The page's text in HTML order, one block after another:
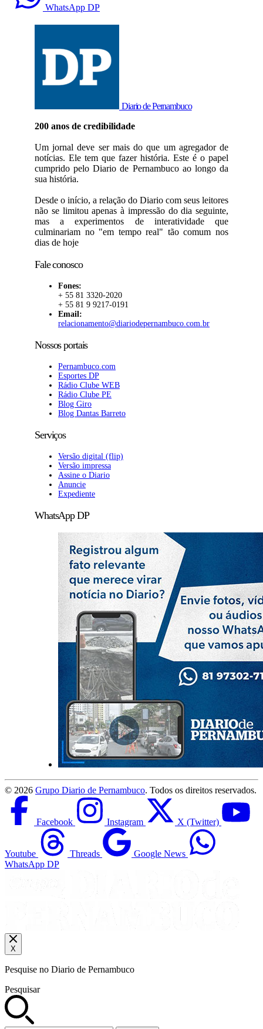
WhatsApp DP
Diario de Pernambuco
200 anos de credibilidade
Um jornal deve ser mais do que um agregador de
notícias. Ele tem que fazer história. Este é o papel
cumprido pelo Diario de Pernambuco ao longo da
sua história.
Desde o início, a relação do Diario com seus leitores
não se limitou apenas à impressão do dia seguinte,
mas a experimentos de interatividade que
culminariam no "em tempo real" tão comum nos
dias de hoje
Fale conosco
Fones:
+ 55 81 3320-2020
+ 55 81 9 9217-0191
Email:
relacionamento@diariodepernambuco.com.br
Nossos portais
Pernambuco.com
Esportes DP
Rádio Clube WEB
Rádio Clube PE
Blog Giro
Blog Dantas Barreto
Serviços
Versão digital (flip)
Versão impressa
Assine o Diario
Anuncie
Expediente
WhatsApp DP
© 2026 Grupo Diario de Pernambuco. Todos os direitos reservados.
Facebook Instagram X (Twitter)
Youtube Threads
Google News
WhatsApp DP
X
Pesquise no Diario de Pernambuco
Pesquisar